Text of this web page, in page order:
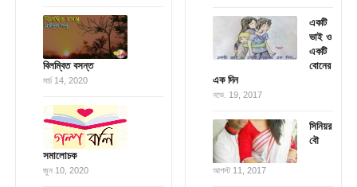
বিলম্বিত বসন্ত
মার্চ 14, 2020
সমালোচক
জুন 10, 2020
একটি
ভাই ও
একটি
বোনের
এক দিন
নভে. 19, 2017
সিনিয়র
বৌ
আগস্ট 11, 2017